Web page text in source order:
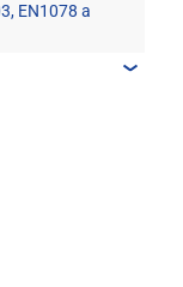
EN1078 a